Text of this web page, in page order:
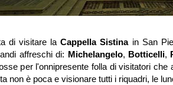
di visitare laCappella Sistinain San
affreschi di: Michelangelo, Botticelli,
per l'onnipresente folla di visitatori
non è poca e visionare tutti i riquadri, le